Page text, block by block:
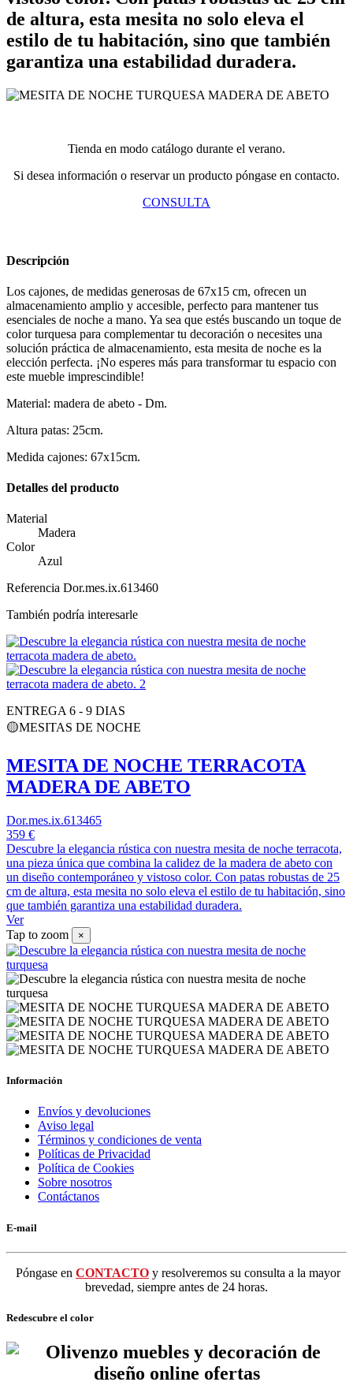
de altura, esta mesita no solo eleva el
estilo de tu habitación, sino que también
garantiza una estabilidad duradera.
Tienda en modo catálogo durante el verano.
Si desea información o reservar un producto póngase en contacto.
CONSULTA
Descripción
Los cajones, de medidas generosas de 67x15 cm, ofrecen un
almacenamiento amplio y accesible, perfecto para mantener tus
esenciales de noche a mano. Ya sea que estés buscando un toque de
color turquesa para complementar tu decoración o necesites una
solución práctica de almacenamiento, esta mesita de noche es la
elección perfecta. ¡No esperes más para transformar tu espacio con
este mueble imprescindible!
Material: madera de abeto - Dm.
Altura patas: 25cm.
Medida cajones: 67x15cm.
Detalles del producto
Material
Madera
Color
Azul
Referencia Dor.mes.ix.613460
También podría interesarle
ENTREGA 6 - 9 DIAS
🟡MESITAS DE NOCHE
MESITA DE NOCHE TERRACOTA
MADERA DE ABETO
Dor.mes.ix.613465
359 €
Descubre la elegancia rústica con nuestra mesita de noche terracota,
una pieza única que combina la calidez de la madera de abeto con
un diseño contemporáneo y vistoso color. Con patas robustas de 25
cm de altura, esta mesita no solo eleva el estilo de tu habitación, sino
que también garantiza una estabilidad duradera.
Ver
Tap to zoom
×
Información
Envíos y devoluciones
Aviso legal
Términos y condiciones de venta
Políticas de Privacidad
Política de Cookies
Sobre nosotros
Contáctanos
E-mail
Póngase en CONTACTO y resolveremos su consulta a la mayor
brevedad, siempre antes de 24 horas.
Redescubre el color